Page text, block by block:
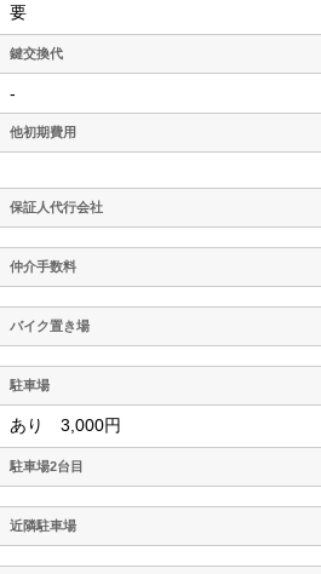
要
鍵交換代
-
他初期費用
保証人代行会社
仲介手数料
バイク置き場
駐車場
あり 3,000円
駐車場2台目
近隣駐車場